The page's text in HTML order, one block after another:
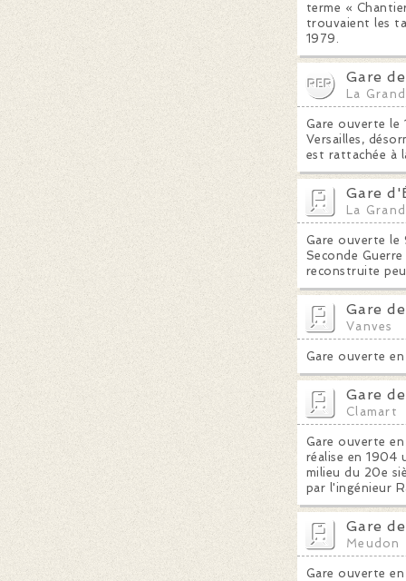
terme «
trouvaient les
1979.
Gare
La
Gare ouverte le
Versailles,
est rattachée à
Gare
La
Gare ouverte le
Seconde
reconstruite
Gare
Vanves
Gare ouverte
Gare
Clamart
Gare ouverte
réalise en 1904
milieu du 20e
par l'ingénieur
Gare
Meudon
Gare ouverte